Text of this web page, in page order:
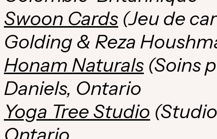
Swoon Cards (Jeu de
Golding & Reza
Honam Naturals (Soins
Daniels, Ontario
Yoga Tree Studio